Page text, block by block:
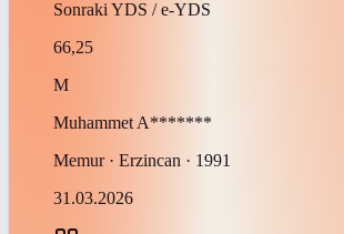
Sonraki YDS / e-YDS
66,25
M
Muhammet A*******
Memur · Erzincan · 1991
31.03.2026